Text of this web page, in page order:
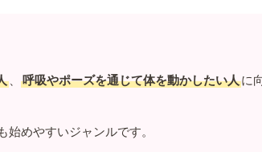
、 呼吸やポーズを通じて体を動かしたい人に
始めやすいジャンルです。